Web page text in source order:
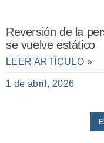
Reversión de la
se vuelve estático
LEER ARTÍCULO »
1 de abril, 2026